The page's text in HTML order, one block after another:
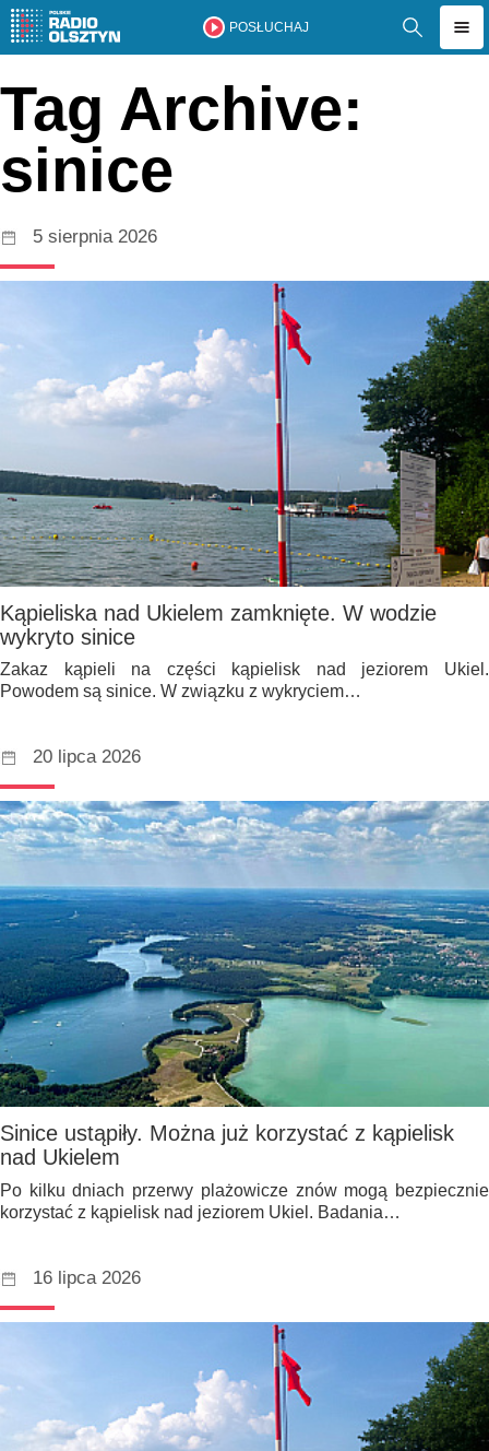
POSŁUCHAJ
Tag Archive:
sinice
5 sierpnia 2026
Kąpieliska nad Ukielem zamknięte. W wodzie
wykryto sinice
Zakaz kąpieli na części kąpielisk nad jeziorem Ukiel.
Powodem są sinice. W związku z wykryciem…
20 lipca 2026
Sinice ustąpiły. Można już korzystać z kąpielisk
nad Ukielem
Po kilku dniach przerwy plażowicze znów mogą bezpiecznie
korzystać z kąpielisk nad jeziorem Ukiel. Badania…
16 lipca 2026